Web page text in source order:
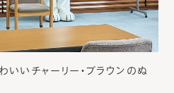
いいチャーリー・ブラウンのぬ